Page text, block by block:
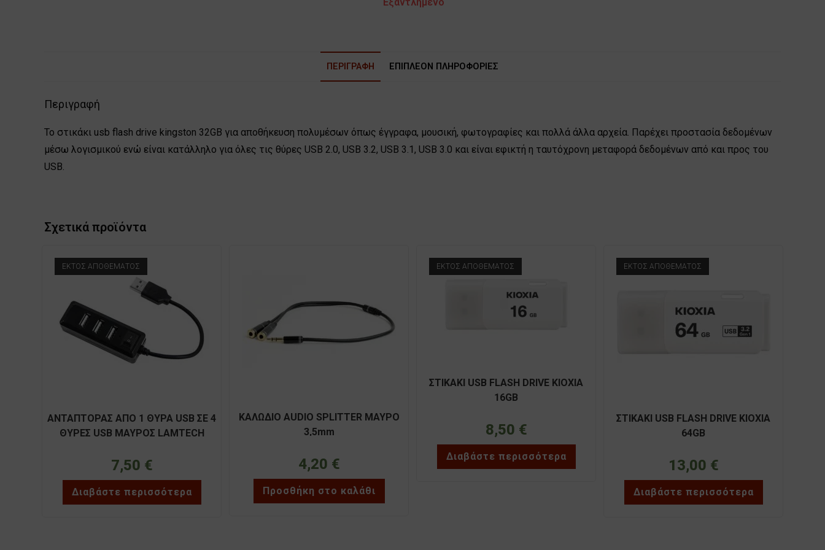
ΠΕΡΙΓΡΑΦΉ ΕΠΙΠΛΈΟΝ ΠΛΗΡΟΦΟΡΊΕΣ
Περιγραφή
Το στικάκι usb flash drive kingston 32GB για αποθήκευση πολυμέσων όπως έγγραφα, μουσική, φωτογραφίες και πολλά άλλα αρχεία. Παρέχει προστασία δεδομένων
μέσω λογισμικού ενώ είναι κατάλληλο για όλες τις θύρες USB 2.0, USB 3.2, USB 3.1, USB 3.0 και είναι εφικτή η ταυτόχρονη μεταφορά δεδομένων από και προς του
USB.
Σχετικά προϊόντα
ΕΚΤΌΣ ΑΠΟΘΈΜΑΤΟΣ
ΑΝΤΑΠΤΟΡΑΣ ΑΠΟ 1 ΘΥΡΑ USB ΣΕ 4
ΘΥΡΕΣ USB ΜΑΥΡΟΣ LAMTECH
7,50 €
Διαβάστε περισσότερα
ΚΑΛΩΔΙΟ AUDIO SPLITTER ΜΑΥΡΟ
3,5mm
4,20 €
Προσθήκη στο καλάθι
ΕΚΤΌΣ ΑΠΟΘΈΜΑΤΟΣ
ΣΤΙΚΑΚΙ USB FLASH DRIVE ΚΙΟΧΙΑ
16GB
8,50 €
Διαβάστε περισσότερα
ΕΚΤΌΣ ΑΠΟΘΈΜΑΤΟΣ
ΣΤΙΚΑΚΙ USB FLASH DRIVE KIOXIA
64GB
13,00 €
Διαβάστε περισσότερα